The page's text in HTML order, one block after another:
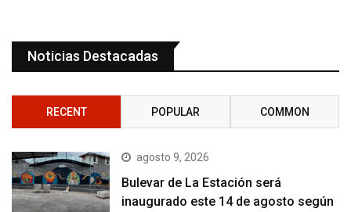
Noticias Destacadas
RECENT POPULAR COMMON
agosto 9, 2026
Bulevar de La Estación será
inaugurado este 14 de agosto según